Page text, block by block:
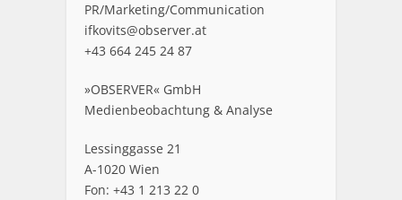
PR/Marketing/Communication
ifkovits@observer.at
+43 664 245 24 87
»OBSERVER« GmbH
Medienbeobachtung & Analyse
Lessinggasse 21
A-1020 Wien
Fon: +43 1 213 22 0